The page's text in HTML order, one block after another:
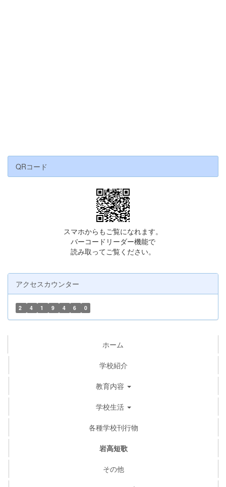
QRコード
スマホからもご覧になれます。
バーコードリーダー機能で
読み取ってご覧ください。
アクセスカウンター
2 4 1 9 4 6 0
ホーム
学校紹介
教育内容
学校生活
各種学校刊行物
岩高短歌
その他